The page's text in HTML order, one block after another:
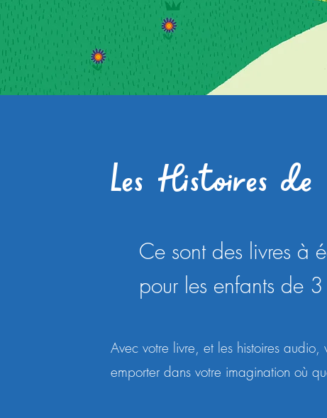
Les Histoires de
Ce sont des livres à
pour les enfants de
Avec votre livre, et les histoires audio,
emporter dans votre imagination où